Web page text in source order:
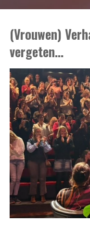
(Vrouwen)
vergeten...